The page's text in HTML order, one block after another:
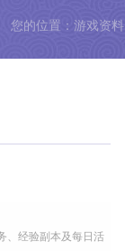
您的位置：游戏资料
、经验副本及每日活